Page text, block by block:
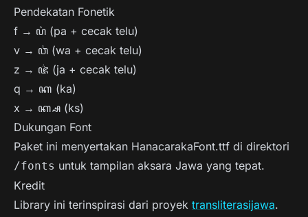
Pendekatan Fonetik
f → ꦥ꦳ (pa + cecak telu)
v → ꦮ꦳ (wa + cecak telu)
z → ꦗ꦳ (ja + cecak telu)
q → ꦏ (ka)
x → ꦏ꧀ꦱ (ks)
Dukungan Font
Paket ini menyertakan HanacarakaFont.ttf di direktori
/fonts untuk tampilan aksara Jawa yang tepat.
Kredit
Library ini terinspirasi dari proyek transliterasijawa.